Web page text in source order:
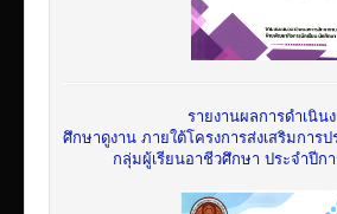
รายงานผลการดำเนิน
ศึกษาดูงาน ภายใต้โครงการส่งเสริมการ
กลุ่มผู้เรียนอาชีวศึกษา ประจำปีก